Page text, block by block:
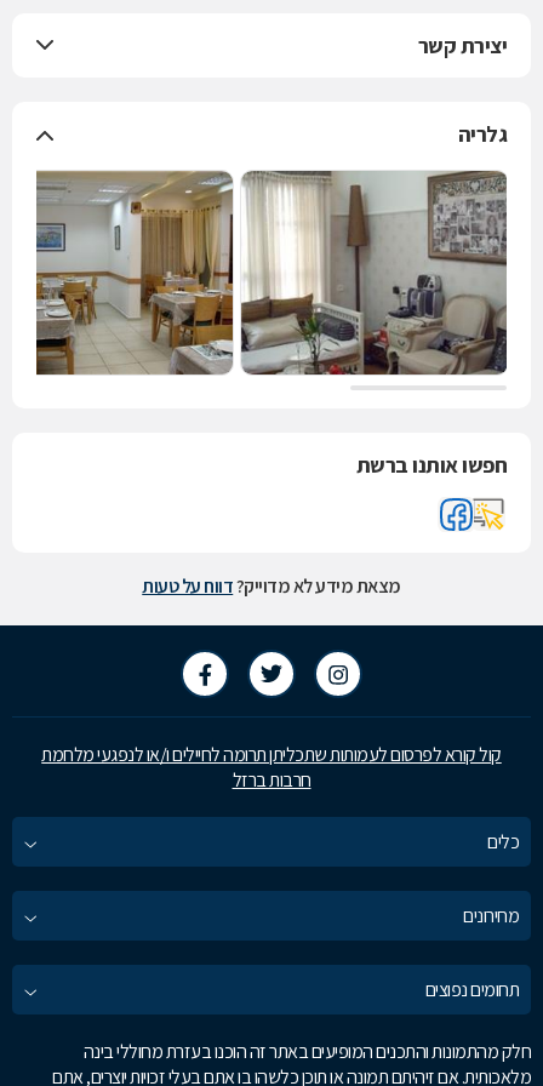
יצירת קשר
גלריה
חפשו אותנו ברשת
מצאת מידע לא מדוייק?דווח על טעות
קול קורא לפרסום לעמותות שתכליתן תרומה לחיילים ו/או לנפגעי מלחמת
חרבות ברזל
כלים
מחירונים
תחומים נפוצים
חלק מהתמונות והתכנים המופיעים באתר זה הוכנו בעזרת מחוללי בינה
מלאכותית. אם זיהיתם תמונה או תוכן כלשהו בו אתם בעלי זכויות יוצרים, אתם